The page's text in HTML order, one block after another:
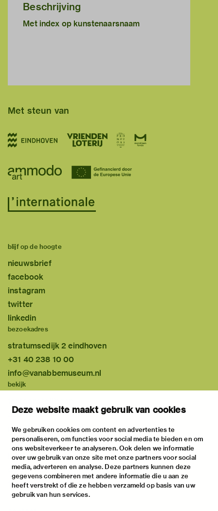
Deze website maakt gebruik van cookies
We gebruiken cookies om content en advertenties te
personaliseren, om functies voor social media te bieden en om
ons websiteverkeer te analyseren. Ook delen we informatie
over uw gebruik van onze site met onze partners voor social
media, adverteren en analyse. Deze partners kunnen deze
gegevens combineren met andere informatie die u aan ze
heeft verstrekt of die ze hebben verzameld op basis van uw
gebruik van hun services.
Beschrijving
Met index op kunstenaarsnaam
Met steun van
blijf op de hoogte
nieuwsbrief
facebook
instagram
twitter
linkedin
bezoekadres
stratumsedijk 2 eindhoven
+31 40 238 10 00
info@vanabbemuseum.nl
bekijk
activiteiten
praktische informatie
over
het museum
de collectie
fondsen & partners